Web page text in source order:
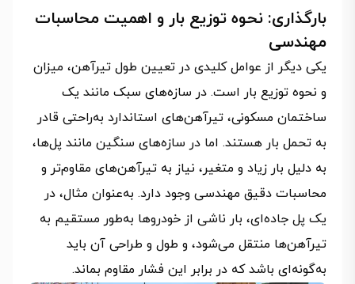
بارگذاری: نحوه توزیع بار و اهمیت محاسبات
مهندسی
یکی دیگر از عوامل کلیدی در تعیین طول تیرآهن، میزان
و نحوه توزیع بار است. در سازه‌های سبک مانند یک
ساختمان مسکونی، تیرآهن‌های استاندارد به‌راحتی قادر
به تحمل بار هستند. اما در سازه‌های سنگین مانند پل‌ها،
به دلیل بار زیاد و متغیر، نیاز به تیرآهن‌های مقاوم‌تر و
محاسبات دقیق مهندسی وجود دارد. به‌عنوان مثال، در
یک پل جاده‌ای، بار ناشی از خودروها به‌طور مستقیم به
تیرآهن‌ها منتقل می‌شود، و طول و طراحی آن باید
به‌گونه‌ای باشد که در برابر این فشار مقاوم بماند.